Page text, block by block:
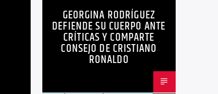
CRÍTICA
GEORGINA RODRÍGUEZ
NOTICIAS
REDES SOCIALES
TENDENCIAS
TRENDING VIRALES
GEORGINA RODRÍGUEZ
DEFIENDE SU CUERPO ANTE
CRÍTICAS Y COMPARTE
CONSEJO DE CRISTIANO
RONALDO